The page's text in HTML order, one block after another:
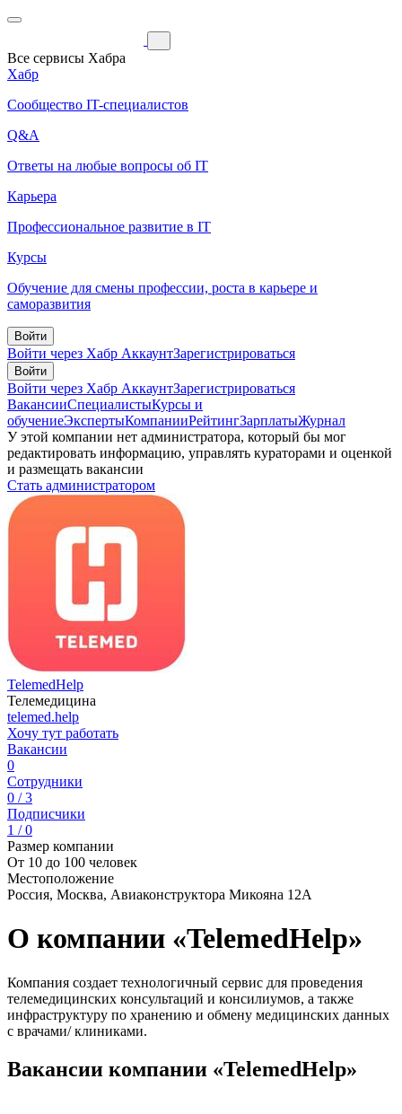
Все сервисы Хабра
Хабр
Сообщество IT-специалистов
Q&A
Ответы на любые вопросы об IT
Карьера
Профессиональное развитие в IT
Курсы
Обучение для смены профессии, роста в карьере и
саморазвития
Войти
Войти через Хабр АккаунтЗарегистрироваться
Войти
Войти через Хабр АккаунтЗарегистрироваться
ВакансииСпециалистыКурсы и
обучениеЭкспертыКомпанииРейтингЗарплатыЖурнал
У этой компании нет администратора, который бы мог
редактировать информацию, управлять кураторами и оценкой
и размещать вакансии
Стать администратором
TelemedHelp
Телемедицина
telemed.help
Хочу тут работать
Вакансии
0
Сотрудники
0 / 3
Подписчики
1 / 0
Размер компании
От 10 до 100 человек
Местоположение
Россия, Москва, Авиаконструктора Микояна 12А
О компании «TelemedHelp»
Компания создает технологичный сервис для проведения
телемедицинских консультаций и консилиумов, а также
инфраструктуру по хранению и обмену медицинских данных
с врачами/ клиниками.
Вакансии компании «TelemedHelp»